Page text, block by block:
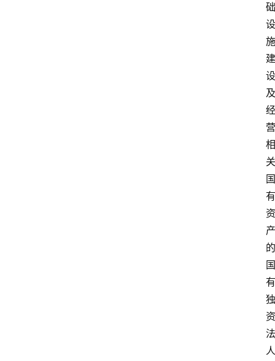
础
设
施
建
设
及
经
营
相
关
国
有
资
产
的
国
有
独
资
法
人